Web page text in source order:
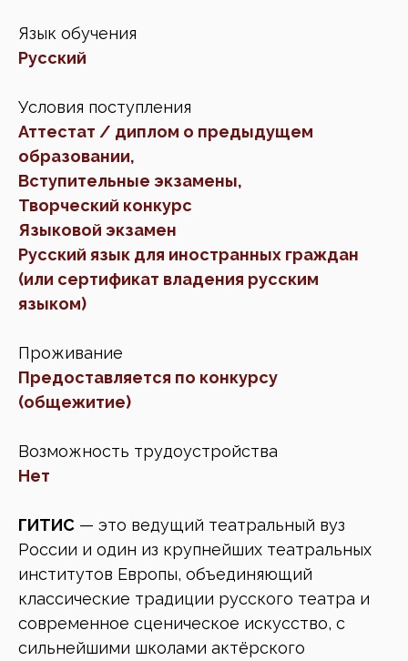
Язык обучения
Русский
Условия поступления
Аттестат / диплом о предыдущем
образовании,
Вступительные экзамены,
Творческий конкурс
Языковой экзамен
Русский язык для иностранных граждан
(или сертификат владения русским
языком)
Проживание
Предоставляется по конкурсу
(общежитие)
Возможность трудоустройства
Нет
ГИТИС — это ведущий театральный вуз
России и один из крупнейших театральных
институтов Европы, объединяющий
классические традиции русского театра и
современное сценическое искусство, с
сильнейшими школами актёрского